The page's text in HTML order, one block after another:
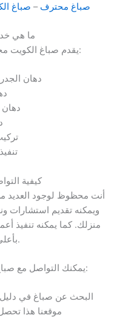
صباغ محترف – صباغ
ما هي
يقدم صباغ الكويت مجموعة متنوعة من الخدمات منها:
دهان
دهان
كيفية
أنت محظوظ لوجود العديد
ويمكنه تقديم استشارات
منزلك. كما يمكنه تنفيذ
بأعلى معايير الجودة.
يمكنك التواصل مع صباغ الكويت من خلال عدة طرق منها:
البحث عن صباغ في دليل
موقعنا هذا